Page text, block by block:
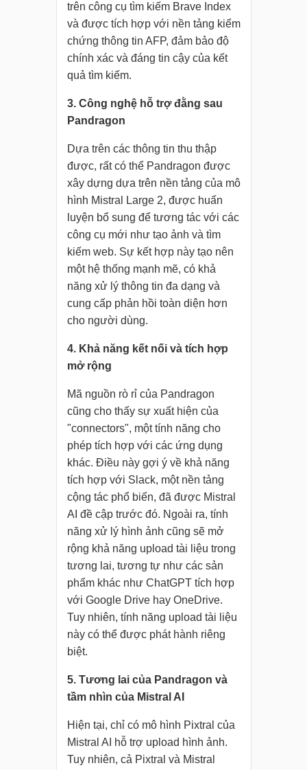
trên công cụ tìm kiếm Brave Index
và được tích hợp với nền tảng kiểm
chứng thông tin AFP, đảm bảo độ
chính xác và đáng tin cậy của kết
quả tìm kiếm.
3. Công nghệ hỗ trợ đằng sau
Pandragon
Dựa trên các thông tin thu thập
được, rất có thể Pandragon được
xây dựng dựa trên nền tảng của mô
hình Mistral Large 2, được huấn
luyện bổ sung để tương tác với các
công cụ mới như tạo ảnh và tìm
kiếm web. Sự kết hợp này tạo nên
một hệ thống mạnh mẽ, có khả
năng xử lý thông tin đa dạng và
cung cấp phản hồi toàn diện hơn
cho người dùng.
4. Khả năng kết nối và tích hợp
mở rộng
Mã nguồn rò rỉ của Pandragon
cũng cho thấy sự xuất hiện của
"connectors", một tính năng cho
phép tích hợp với các ứng dụng
khác. Điều này gợi ý về khả năng
tích hợp với Slack, một nền tảng
cộng tác phổ biến, đã được Mistral
AI đề cập trước đó. Ngoài ra, tính
năng xử lý hình ảnh cũng sẽ mở
rộng khả năng upload tài liệu trong
tương lai, tương tự như các sản
phẩm khác như ChatGPT tích hợp
với Google Drive hay OneDrive.
Tuy nhiên, tính năng upload tài liệu
này có thể được phát hành riêng
biệt.
5. Tương lai của Pandragon và
tầm nhìn của Mistral AI
Hiện tại, chỉ có mô hình Pixtral của
Mistral AI hỗ trợ upload hình ảnh.
Tuy nhiên, cả Pixtral và Mistral